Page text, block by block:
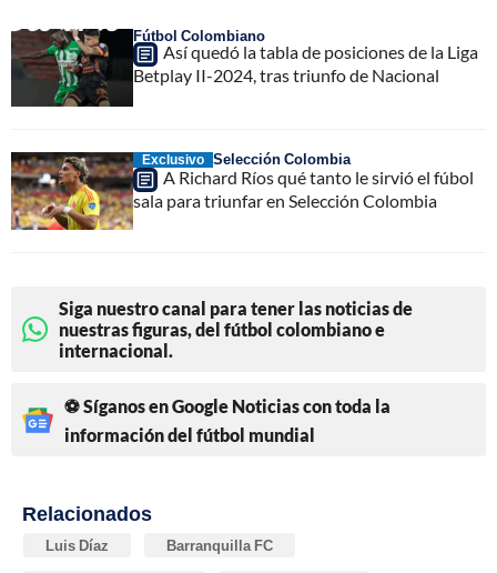
Fútbol Colombiano
Así quedó la tabla de posiciones de la Liga
Betplay II-2024, tras triunfo de Nacional
Exclusivo Selección Colombia
A Richard Ríos qué tanto le sirvió el fúbol
sala para triunfar en Selección Colombia
Siga nuestro canal para tener las noticias de
nuestras figuras, del fútbol colombiano e
internacional.
⚽ Síganos en Google Noticias con toda la
información del fútbol mundial
Relacionados
Luis Díaz Barranquilla FC